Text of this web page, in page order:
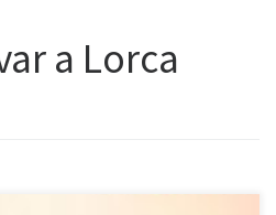
a Lorca